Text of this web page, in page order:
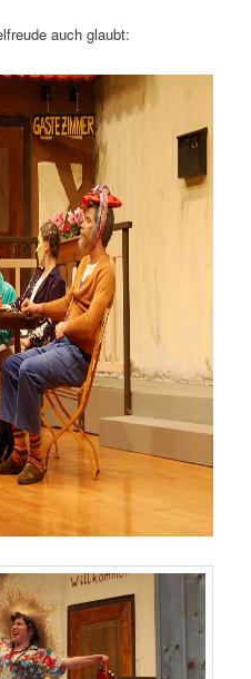
auch glaubt: